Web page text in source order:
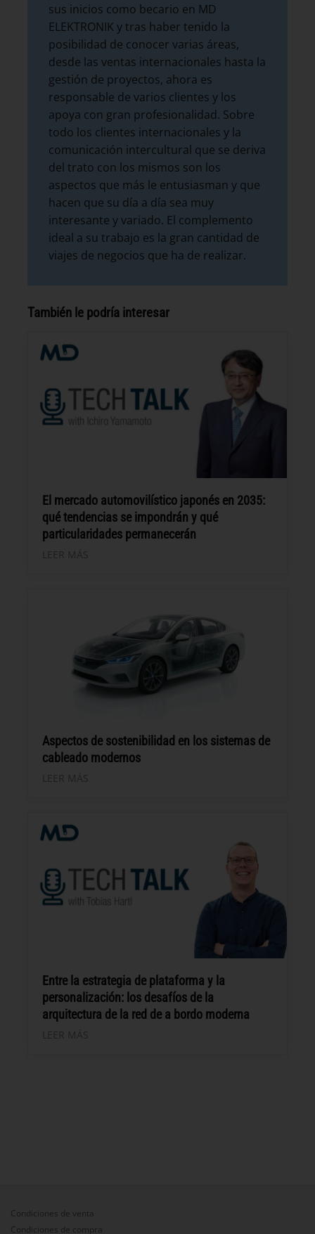
sus inicios como becario en MD
ELEKTRONIK y tras haber tenido la
posibilidad de conocer varias áreas,
desde las ventas internacionales hasta la
gestión de proyectos, ahora es
responsable de varios clientes y los
apoya con gran profesionalidad. Sobre
todo los clientes internacionales y la
comunicación intercultural que se deriva
del trato con los mismos son los
aspectos que más le entusiasman y que
hacen que su día a día sea muy
interesante y variado. El complemento
ideal a su trabajo es la gran cantidad de
viajes de negocios que ha de realizar.
También le podría interesar
El mercado automovilístico japonés en 2035:
qué tendencias se impondrán y qué
particularidades permanecerán
Aspectos de sostenibilidad en los sistemas de
cableado modernos
Entre la estrategia de plataforma y la
personalización: los desafíos de la
arquitectura de la red de a bordo moderna
Condiciones de venta
Condiciones de compra